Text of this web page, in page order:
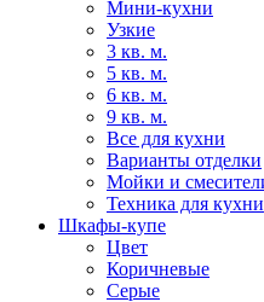
Мини-кухни
Узкие
3 кв. м.
5 кв. м.
6 кв. м.
9 кв. м.
Все для кухни
Варианты отделки
Мойки и
Техника для кухни
Шкафы-купе
Цвет
Коричневые
Серые